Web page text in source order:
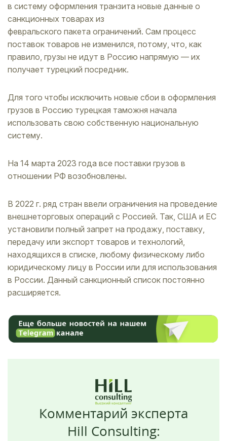
в систему оформления транзита новые данные о
санкционных товарах из
февральского пакета ограничений. Сам процесс
поставок товаров не изменился, потому, что, как
правило, грузы не идут в Россию напрямую — их
получает турецкий посредник.
Для того чтобы исключить новые сбои в оформления
грузов в Россию турецкая таможня начала
использовать свою собственную национальную
систему.
На 14 марта 2023 года все поставки грузов в
отношении РФ возобновлены.
В 2022 г. ряд стран ввели ограничения на проведение
внешнеторговых операций с Россией. Так, США и ЕС
установили полный запрет на продажу, поставку,
передачу или экспорт товаров и технологий,
находящихся в списке, любому физическому либо
юридическому лицу в России или для использования
в России. Данный санкционный список постоянно
расширяется.
Комментарий эксперта
Hill Consulting: